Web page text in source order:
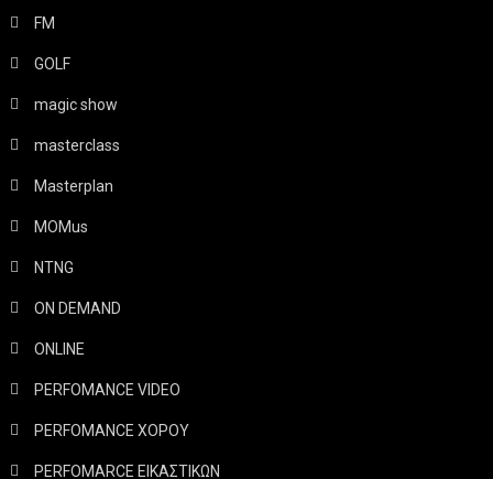
FM
GOLF
magic show
masterclass
Masterplan
MOMus
NTNG
ON DEMAND
ONLINE
PERFOMANCE VIDEO
PERFOMANCE ΧΟΡΟΥ
PERFOMARCE ΕΙΚΑΣΤΙΚΩΝ